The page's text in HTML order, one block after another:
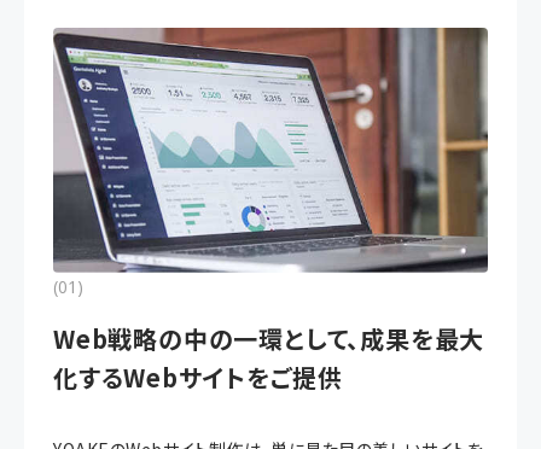
(01)
Web戦略の中の一環として、成果を最大
化するWebサイトをご提供
わせ
資料ダウンロード